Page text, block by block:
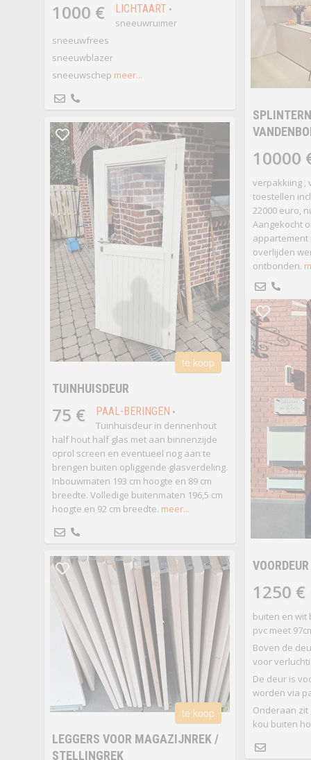
1000 € LICHTAART •
sneeuwruimer
sneeuwfrees
sneeuwblazer
sneeuwschep meer...
10000
verpakkiing ,
toestellen
22000 euro,
Aangekocht
appartement
overlijden
ontbonden.
te koop
TUINHUISDEUR
75 € PAAL-BERINGEN •
Tuinhuisdeur in dennenhout
half hout half glas met aan binnenzijde
oprol screen en eventueel nog aan te
brengen buiten opliggende glasverdeling.
Inbouwmaten 193 cm hoogte en 89 cm
breedte. Volledige buitenmaten 196,5 cm
hoogte en 92 cm breedte. meer...
1250 €
buiten en wit
pvc meet
Boven de
voor
De deur is
worden via
Onderaan
kou buiten
te koop
LEGGERS VOOR MAGAZIJNREK /
STELLINGREK